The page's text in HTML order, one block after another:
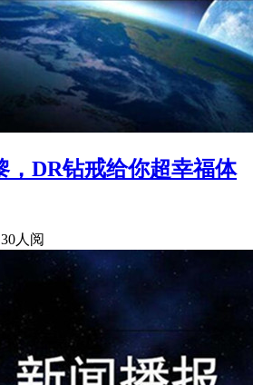
，DR钻戒给你超幸福体
人阅